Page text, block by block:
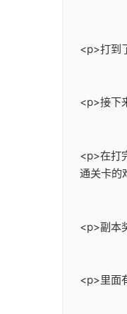
<p>打到
<p>接下
<p>在打
通关卡的
<p>副本
<p>里面